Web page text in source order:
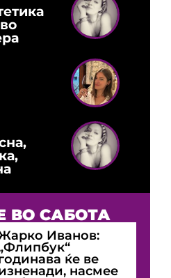
ВО САБОТА
Иванов:
ќе ве
насмее